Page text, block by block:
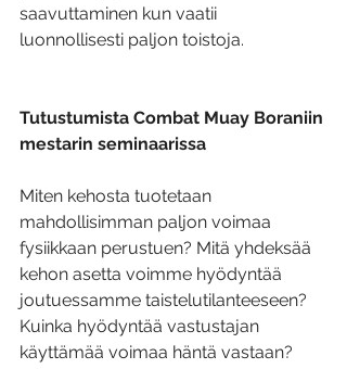
saavuttaminen kun vaatii
luonnollisesti paljon toistoja.
Tutustumista Combat Muay Boraniin
mestarin seminaarissa
Miten kehosta tuotetaan
mahdollisimman paljon voimaa
fysiikkaan perustuen? Mitä yhdeksää
kehon asetta voimme hyödyntää
joutuessamme taistelutilanteeseen?
Kuinka hyödyntää vastustajan
käyttämää voimaa häntä vastaan?